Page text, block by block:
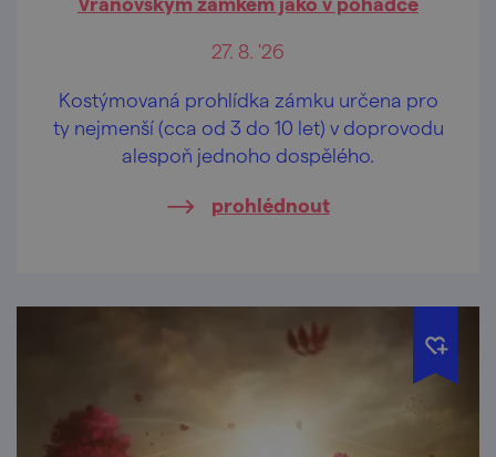
27. 8. '26
Kostýmovaná prohlídka zámku určena pro
ty nejmenší (cca od 3 do 10 let) v doprovodu
alespoň jednoho dospělého.
prohlédnout